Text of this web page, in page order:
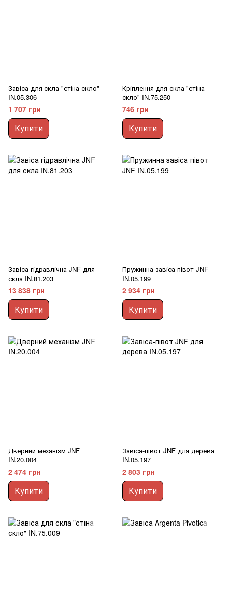
Завіса для скла "стіна-скло"
IN.05.306
1 707 грн
Купити
Кріплення для скла "стіна-
скло" IN.75.250
746 грн
Купити
Завіса гідравлічна JNF для
скла IN.81.203
13 838 грн
Купити
Пружинна завіса-півот JNF
IN.05.199
2 934 грн
Купити
Дверний механізм JNF
IN.20.004
2 474 грн
Купити
Завіса-півот JNF для дерева
IN.05.197
2 803 грн
Купити